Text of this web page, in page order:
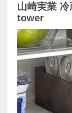
山崎実業
tower